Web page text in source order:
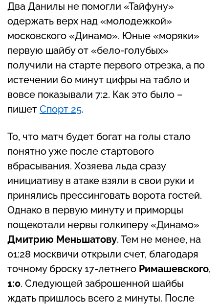
Два Данилы не помогли «Тайфуну»
одержать верх над «молодежкой»
московского «Динамо». Юные «моряки»
первую шайбу от «бело-голубых»
получили на старте первого отрезка, а по
истечении 60 минут цифры на табло и
вовсе показывали 7:2. Как это было –
пишет Спорт 25.
То, что матч будет богат на голы стало
понятно уже после стартового
вбрасывания. Хозяева льда сразу
инициативу в атаке взяли в свои руки и
принялись прессинговать ворота гостей.
Однако в первую минуту и приморцы
пощекотали нервы голкиперу «Динамо»
Дмитрию Меньшатову. Тем не менее, на
01:28 москвичи открыли счет, благодаря
точному броску 17-летнего Римашевского,
1:0. Следующей заброшенной шайбы
ждать пришлось всего 2 минуты. После